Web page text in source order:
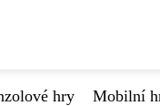
hry Mobilní